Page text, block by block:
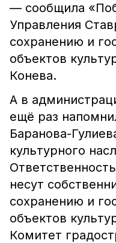
— сообщила
Управления
сохранению и
объектов
Конева.
А в
ещё раз
Баранова-
культурного
несут
сохранению и
объектов
Комитет